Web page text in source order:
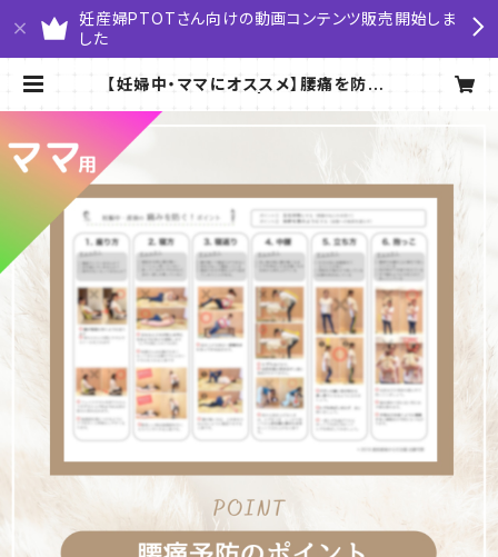
妊産婦PTOTさん向けの動画コンテンツ販売開始しま
した
【妊婦中・ママにオススメ】腰痛を防ぐ！